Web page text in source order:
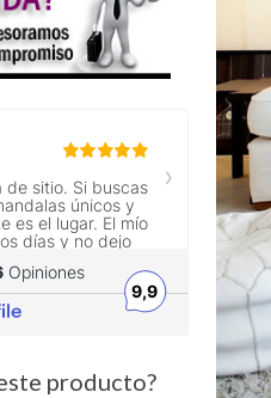
producto?